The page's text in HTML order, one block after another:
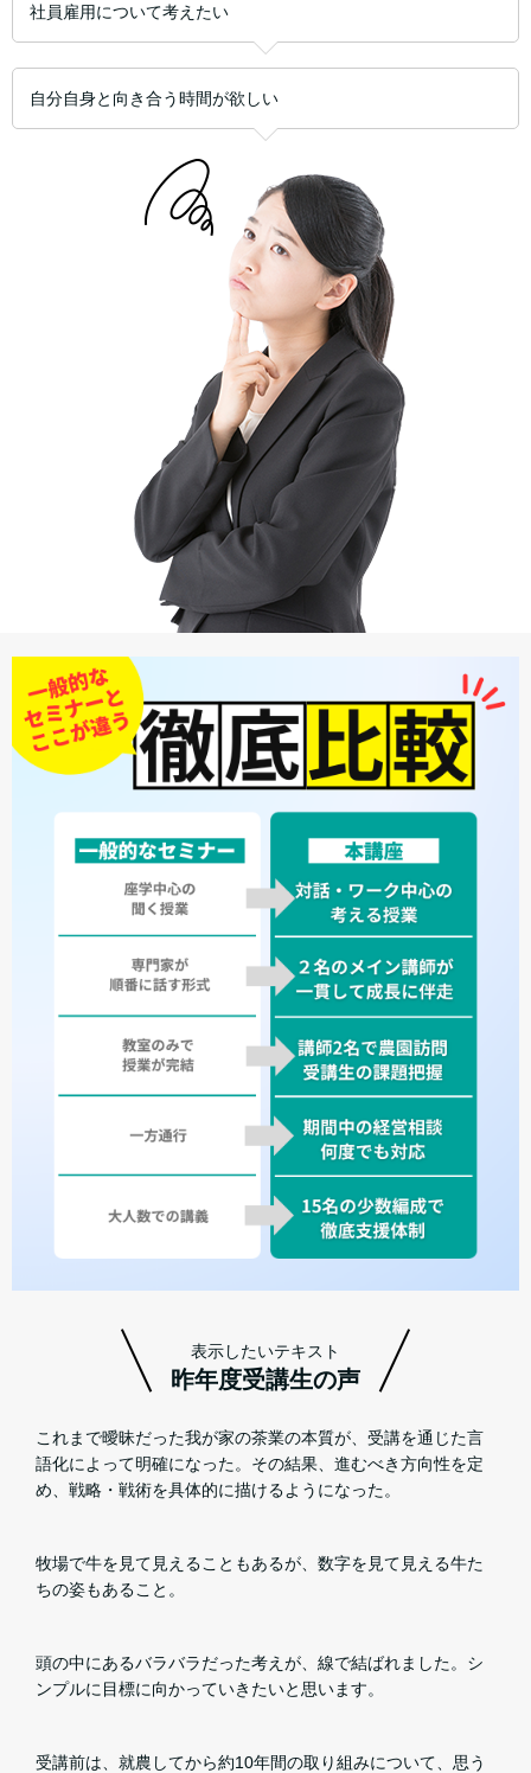
社員雇用について考えたい
自分自身と向き合う時間が欲しい
表示したいテキスト
昨年度受講生の声
これまで曖昧だった我が家の茶業の本質が、受講を通じた言
語化によって明確になった。その結果、進むべき方向性を定
め、戦略・戦術を具体的に描けるようになった。
牧場で牛を見て見えることもあるが、数字を見て見える牛た
ちの姿もあること。
頭の中にあるバラバラだった考えが、線で結ばれました。シ
ンプルに目標に向かっていきたいと思います。
受講前は、就農してから約10年間の取り組みについて、思う